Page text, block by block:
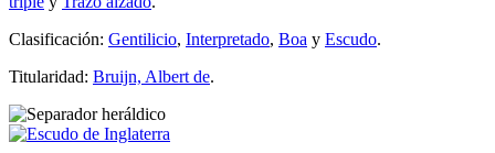
Clasificación: Gentilicio, Interpretado, Boa y Escudo.
Titularidad: Bruijn, Albert de.